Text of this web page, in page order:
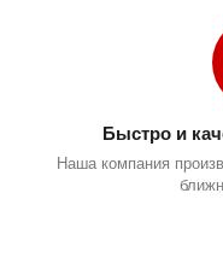
Быстро и
Наша компания